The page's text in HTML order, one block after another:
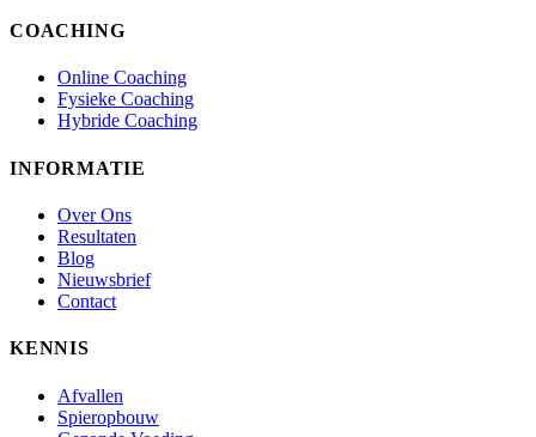
COACHING
Online Coaching
Fysieke Coaching
Hybride Coaching
INFORMATIE
Over Ons
Resultaten
Blog
Nieuwsbrief
Contact
KENNIS
Afvallen
Spieropbouw